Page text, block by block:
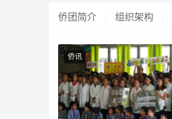
侨团简介 组织架构
侨讯